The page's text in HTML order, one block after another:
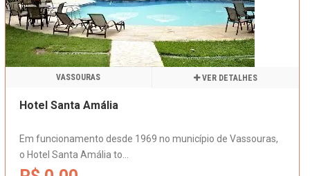
VASSOURAS VER DETALHES
Hotel Santa Amália
Em funcionamento desde 1969 no município de Vassouras,
o Hotel Santa Amália to...